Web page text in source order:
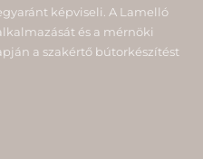
képviseli. A Lamelló
és a mérnöki
a szakértő bútorkészítést